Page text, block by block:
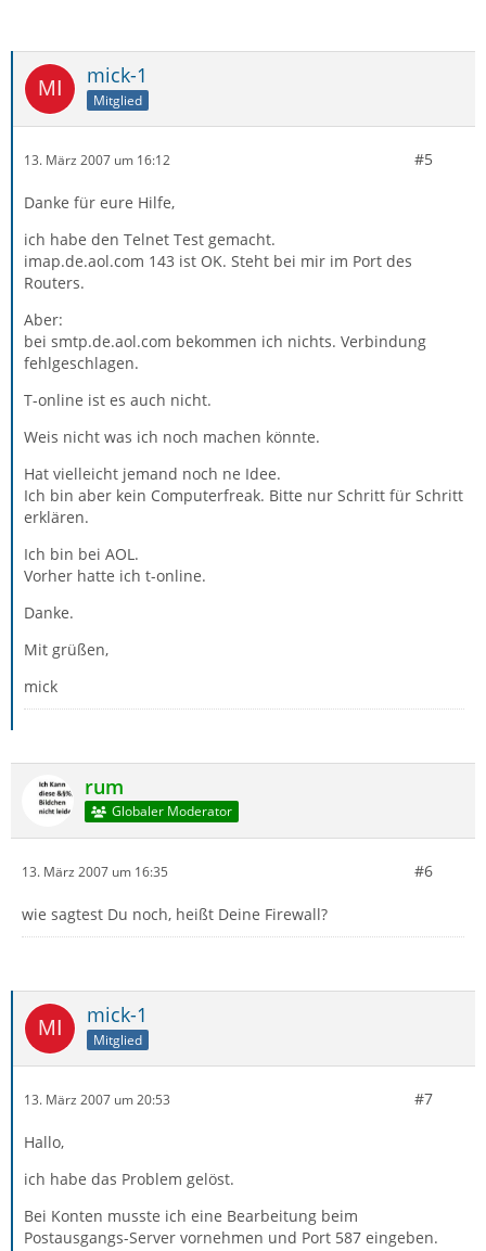
mick-1
Mitglied
13. März 2007 um 16:12 #5
Danke für eure Hilfe,
ich habe den Telnet Test gemacht.
imap.de.aol.com 143 ist OK. Steht bei mir im Port des
Routers.
Aber:
bei smtp.de.aol.com bekommen ich nichts. Verbindung
fehlgeschlagen.
T-online ist es auch nicht.
Weis nicht was ich noch machen könnte.
Hat vielleicht jemand noch ne Idee.
Ich bin aber kein Computerfreak. Bitte nur Schritt für Schritt
erklären.
Ich bin bei AOL.
Vorher hatte ich t-online.
Danke.
Mit grüßen,
mick
rum
Globaler Moderator
13. März 2007 um 16:35 #6
wie sagtest Du noch, heißt Deine Firewall?
mick-1
Mitglied
13. März 2007 um 20:53 #7
Hallo,
ich habe das Problem gelöst.
Bei Konten musste ich eine Bearbeitung beim
Postausgangs-Server vornehmen und Port 587 eingeben.